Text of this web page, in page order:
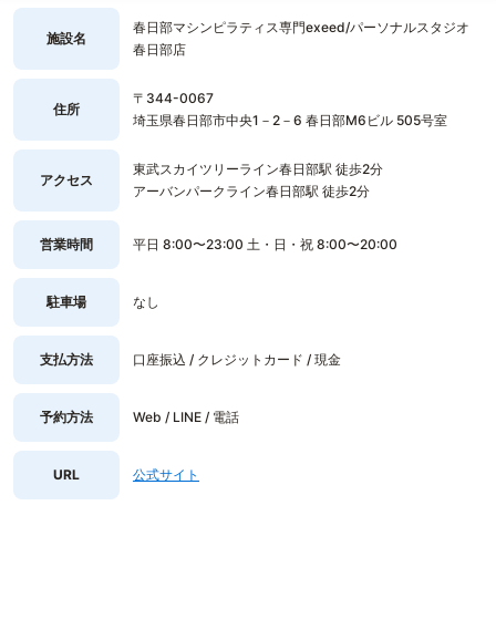
施設名
春日部マシンピラティス専門exeed/パーソナルスタジオ
春日部店
住所
〒344-0067
埼玉県春日部市中央1－2－6 春日部M6ビル 505号室
アクセス
東武スカイツリーライン春日部駅 徒歩2分
アーバンパークライン春日部駅 徒歩2分
営業時間 平日 8:00〜23:00 土・日・祝 8:00〜20:00
駐車場 なし
支払方法 口座振込 / クレジットカード / 現金
予約方法 Web / LINE / 電話
URL 公式サイト